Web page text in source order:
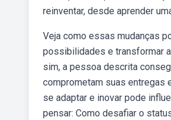
reinventar, desde aprender
Veja como essas mudanças
possibilidades e transformar
sim, a pessoa descrita
comprometam suas entregas
se adaptar e inovar pode
pensar: Como desafiar o